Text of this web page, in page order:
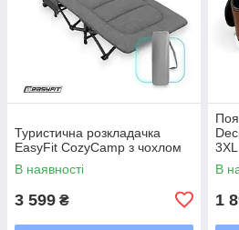
Туристична розкладачка
EasyFit CozyCamp з чохлом
В наявності
3 599 ₴
3XL
В
1